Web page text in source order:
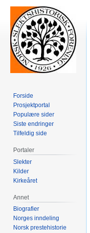
Forside
Prosjektportal
Populære sider
Siste endringer
Tilfeldig side
Portaler
Slekter
Kilder
Kirkeåret
Annet
Biografier
Norges inndeling
Norsk prestehistorie